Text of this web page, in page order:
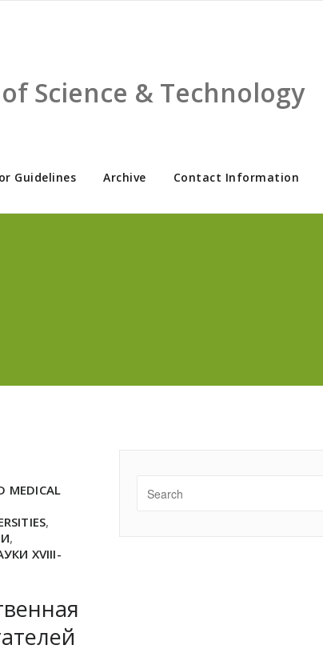
Science & Technology
Guidelines Archive Contact Information
MEDICAL
,
,
XVIII-